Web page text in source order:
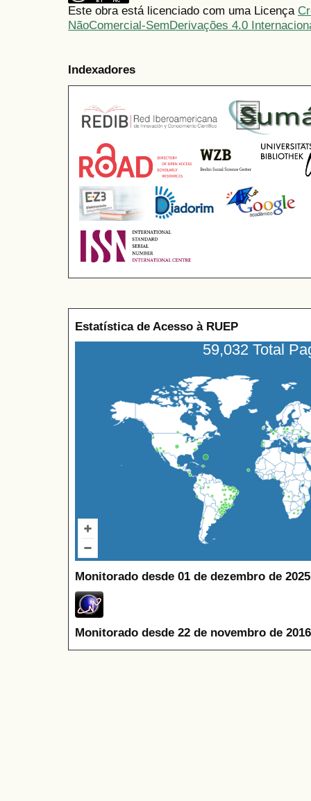
Este obra está licenciado com uma Licença
NãoComercial-SemDerivações 4.0
Indexadores
Estatística de Acesso à RUEP
59,032 Total
Monitorado desde 01 de dezembro de
Monitorado desde 22 de novembro de